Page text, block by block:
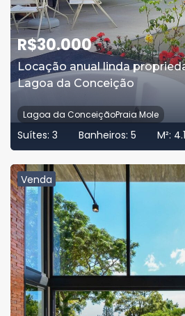
R$30.000
Locação anual linda
Lagoa da Conceição
Lagoa da ConceiçãoPraia Mole
Suítes: 3 Banheiros: 5 M²:
Venda